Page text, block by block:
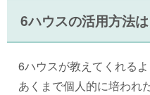
6ハウスの活用方法は
6ハウスが教えてくれる
あくまで個人的に培われ